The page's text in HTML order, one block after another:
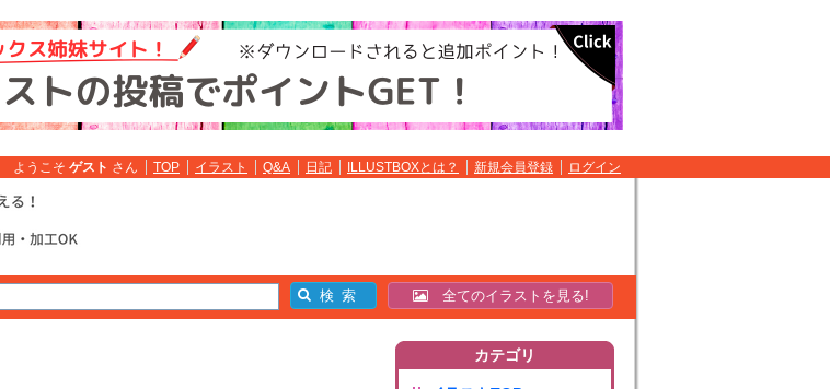
ようこそ ゲスト さん TOP イラスト Q&A 日記 ILLUSTBOXとは？ 新規会員登録 ログイン
全てのイラストを見る!
カテゴリ